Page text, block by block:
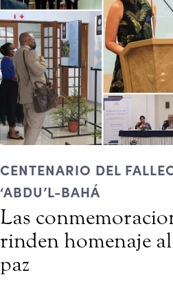
CENTENARIO DEL
‘ABDU’L-BAHÁ
Las
rinden homenaje
paz